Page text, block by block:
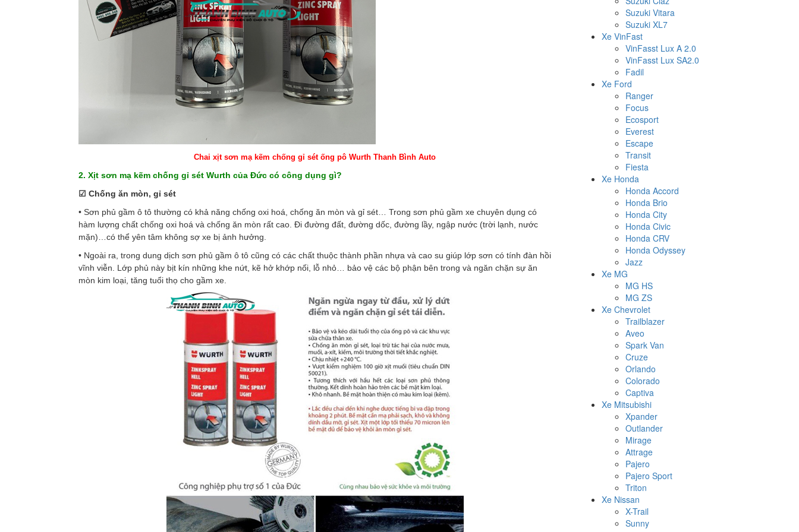
Chai xịt sơn mạ kẽm chống gỉ sét ống pô Wurth Thanh Bình Auto
2. Xịt sơn mạ kẽm chống gỉ sét Wurth của Đức có công dụng gì?
☑ Chống ăn mòn, gỉ sét
• Sơn phủ gầm ô tô thường có khả năng chống oxi hoá, chống ăn mòn và gỉ sét… Trong sơn phủ gầm xe chuyên dụng có
hàm lượng chất chống oxi hoá và chống ăn mòn rất cao. Đi đường đất, đường dốc, đường lầy, ngập nước (trời lạnh, nước
mặn)…có thể yên tâm không sợ xe bị ảnh hưởng.
• Ngoài ra, trong dung dịch sơn phủ gầm ô tô cũng có các chất thuộc thành phần nhựa và cao su giúp lớp sơn có tính đàn hồi
vĩnh viễn. Lớp phủ này bịt kín những khe nứt, kẽ hở khớp nối, lỗ nhỏ… bảo vệ các bộ phận bên trong và ngăn chặn sự ăn
mòn kim loại, tăng tuổi thọ cho gầm xe.
Suzuki Vitara
Suzuki XL7
Xe VinFast
VinFasst Lux A 2.0
VinFasst Lux SA2.0
Fadil
Xe Ford
Ranger
Focus
Ecosport
Everest
Escape
Transit
Fiesta
Xe Honda
Honda Accord
Honda Brio
Honda City
Honda Civic
Honda CRV
Honda Odyssey
Jazz
Xe MG
MG HS
MG ZS
Xe Chevrolet
Trailblazer
Aveo
Spark Van
Cruze
Orlando
Colorado
Captiva
Xe Mitsubishi
Xpander
Outlander
Mirage
Attrage
Pajero
Pajero Sport
Triton
Xe Nissan
X-Trail
Sunny